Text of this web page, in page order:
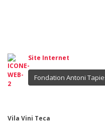
Site Internet
Fondation Antoni
Vila Vini Teca